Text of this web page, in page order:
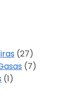
(27)
(7)
(1)